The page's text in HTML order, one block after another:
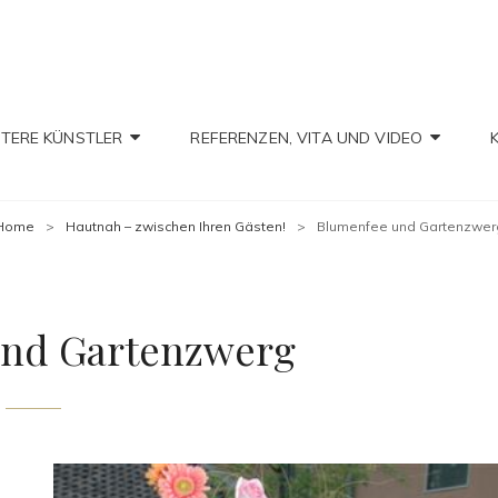
KÜNSTLER REFERENZEN, VITA UND VIDEO
> Hautnah – zwischen Ihren Gästen! > Blumenfee und
Gartenzwerg